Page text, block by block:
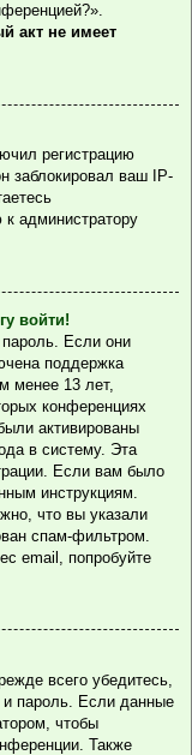
акт не имеет
регистрацию
заблокировал ваш IP-
администратору
войти!
Если они
поддержка
менее 13 лет,
конференциях
активированы
в систему. Эта
Если вам было
инструкциям.
что вы указали
спам-фильтром.
email, попробуйте
всего убедитесь,
и пароль. Если данные
чтобы
Также